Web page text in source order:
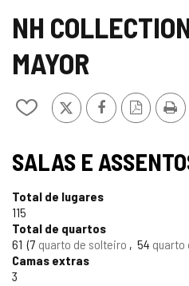
León
NH
MAYOR
Adicionar
de
meus
x FacebookVersão
PDF
SELO
TURISMO
CONFIÁVEL
SELO
CONFIANçA
TURíSTICA
CASTILLA
LE
SALAS E
Total de lugares
115
Total de quartos
61 7 quarto de solteiro 54 quarto
Camas extras
3